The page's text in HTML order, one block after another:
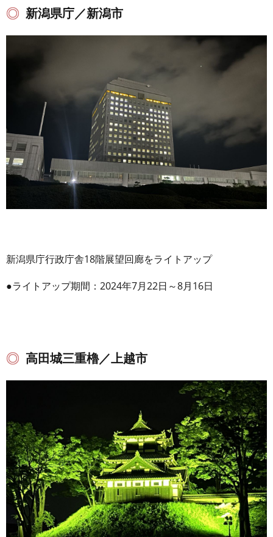
新潟県庁／新潟市
新潟県庁行政庁舎18階展望回廊をライトアップ
●ライトアップ期間：2024年7月22日～8月16日
高田城三重櫓／上越市